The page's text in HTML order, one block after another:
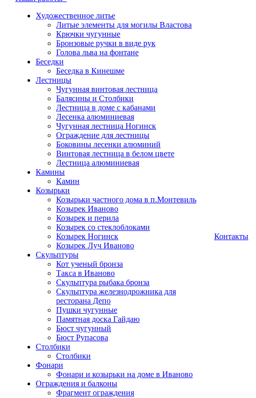
Художественное литье
Литые элементы для могилы Властова
Крючки чугунные
Бронзовые ручки в виде рук
Голова льва на фонтане
Беседки
Беседка в Кинешме
Лестницы
Чугунная винтовая лестница
Балясины и Столбики
Лестница в доме с кабанами
Лесенка алюминиевая
Чугунная лестница Ногинск
Ограждение для лестницы
Боковины лесенки алюминий
Винтовая лестница в белом цвете
Лестница алюминиевая
Камины
Камин
Козырьки
Козырьки частного дома в п.Монтевиль
Козырек Иваново
Козырек и перила
Козырек со стеклоблоками
Козырек Ногинск
Козырек Луч Иваново
Скульптуры
Кот ученый бронза
Такса в Иваново
Скульптура рыбака бронза
Скульптура железнодрожника для
ресторана Депо
Пушки чугунные
Памятная доска Гайдаю
Бюст чугунный
Бюст Рупасова
Столбики
Столбики
Фонари
Фонари и козырьки на доме в Иваново
Ограждения и балконы
Фрагмент ограждения
Контакты